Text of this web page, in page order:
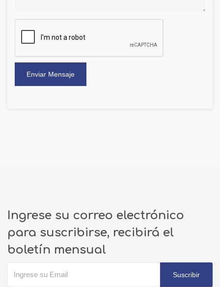
Enviar Mensaje
Ingrese su correo electrónico
para suscribirse, recibirá el
boletín mensual
Suscribir